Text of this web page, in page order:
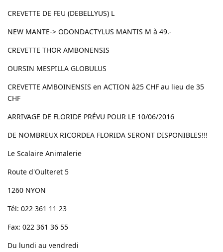
CREVETTE DE FEU (DEBELLYUS) L
NEW MANTE-> ODONDACTYLUS MANTIS M à 49.-
CREVETTE THOR AMBONENSIS
OURSIN MESPILLA GLOBULUS
CREVETTE AMBOINENSIS en ACTION à25 CHF au lieu de 35
CHF
ARRIVAGE DE FLORIDE PRÉVU POUR LE 10/06/2016
DE NOMBREUX RICORDEA FLORIDA SERONT DISPONIBLES!!!
Le Scalaire Animalerie
Route d'Oulteret 5
1260 NYON
Tél: 022 361 11 23
Fax: 022 361 36 55
Du lundi au vendredi